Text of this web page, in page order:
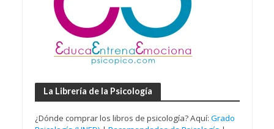
La Librería de la Psicología
¿Dónde comprar los libros de psicología? Aquí: Grado